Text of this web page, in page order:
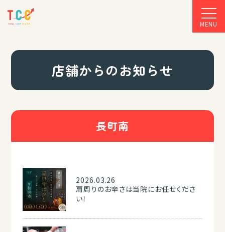
MENU
店舗からのお知らせ
長町南
2026.03.26
肩周りのお辛さは当院にお任せくださ
い！